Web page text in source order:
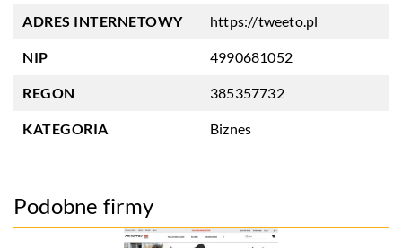
ADRES INTERNETOWY https://tweeto.pl
NIP 4990681052
REGON 385357732
KATEGORIA Biznes
Podobne firmy